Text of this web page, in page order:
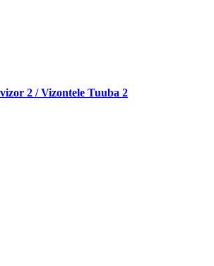
2 / Vizontele Tuuba 2